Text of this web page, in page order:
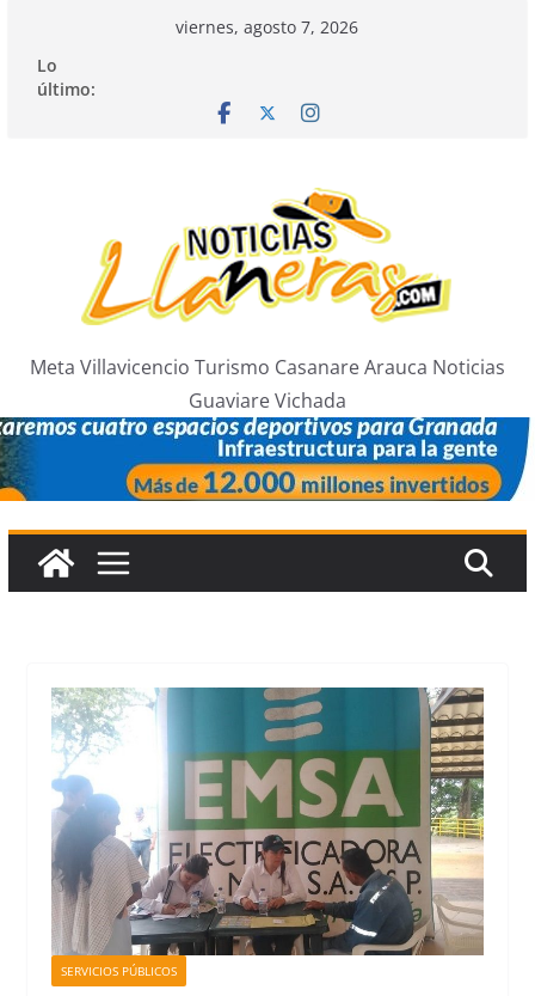
contenido
viernes, agosto 7, 2026
Lo
último:
Meta Villavicencio Turismo Casanare Arauca Noticias
Guaviare Vichada
SERVICIOS PÚBLICOS